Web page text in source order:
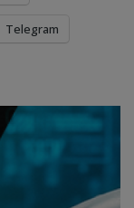
Telegram